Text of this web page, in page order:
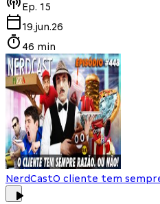
Ep. 15
19.jun.26
46 min
NerdCastO cliente tem